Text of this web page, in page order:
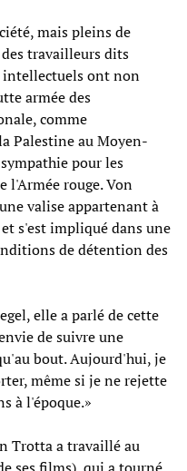
mais pleins de
travailleurs dits
intellectuels ont non
armée des
comme
Palestine au Moyen-
pour les
l'Armée rouge. Von
valise appartenant à
s'est impliqué dans une
de détention des
elle a parlé de cette
de suivre une
bout. Aujourd'hui, je
même si je ne rejette
à l'époque.»
Trotta a travaillé au